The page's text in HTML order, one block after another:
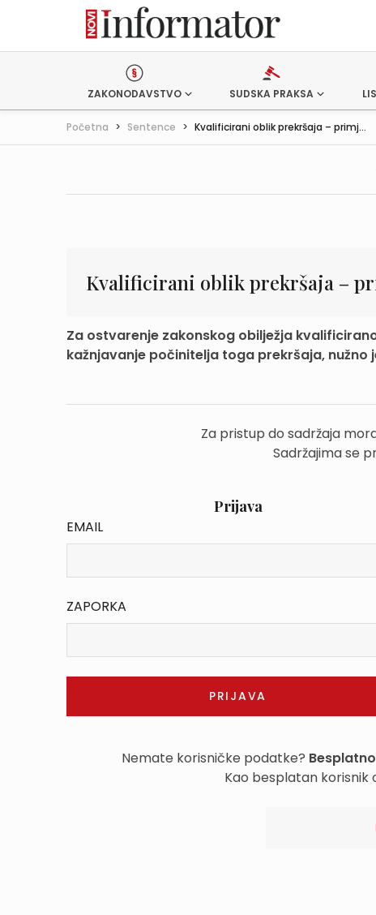
ZAKONODAVSTVO SUDSKA PRAKSA
Početna > Sentence > Kvalificirani oblik prekršaja – primj...
Kvalificirani oblik prekršaja –
Za ostvarenje zakonskog obilježja
kažnjavanje počinitelja toga prekršaja, nužno
Za pristup do sadržaja
Sadržajima se
Prijava
EMAIL
ZAPORKA
Nemate korisničke podatke?
Kao besplatan